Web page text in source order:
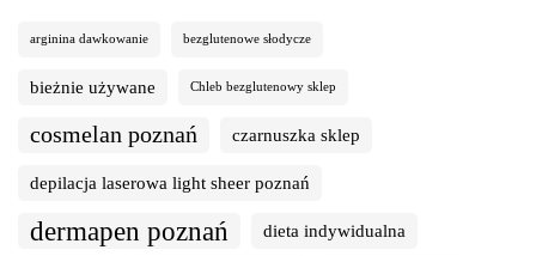
arginina dawkowanie bezglutenowe słodycze
bieżnie używane Chleb bezglutenowy sklep
cosmelan poznań czarnuszka sklep
depilacja laserowa light sheer poznań
dermapen poznań dieta indywidualna